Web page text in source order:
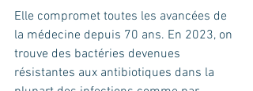
Elle compromet toutes les avancées de
la médecine depuis 70 ans. En 2023, on
trouve des bactéries devenues
résistantes aux antibiotiques dans la